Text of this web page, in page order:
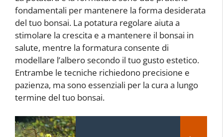
fondamentali per mantenere la forma desiderata
del tuo bonsai. La potatura regolare aiuta a
stimolare la crescita e a mantenere il bonsai in
salute, mentre la formatura consente di
modellare l’albero secondo il tuo gusto estetico.
Entrambe le tecniche richiedono precisione e
pazienza, ma sono essenziali per la cura a lungo
termine del tuo bonsai.